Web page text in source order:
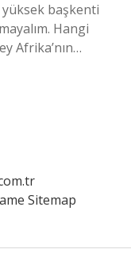
yüksek başkenti
Hangi
Afrika’nın…
Sitemap